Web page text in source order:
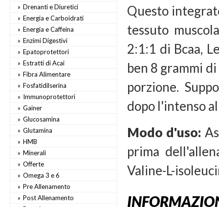
Drenanti e Diuretici
Energia e Carboidrati
Energia e Caffeina
Enzimi Digestivi
Epatoprotettori
Estratti di Acai
Fibra Alimentare
Fosfatidilserina
Immunoprotettori
Gainer
Glucosamina
Glutamina
HMB
Minerali
Offerte
Omega 3 e 6
Pre Allenamento
Post Allenamento
Questo
tessuto
2:1:1 di Bcaa,
ben 8 grammi
porzione.
dopo l'intenso
Modo d'uso:
prima
Valine-L-